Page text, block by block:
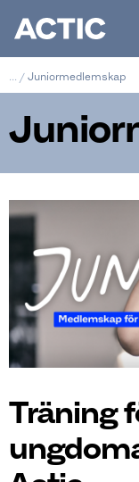
/ Juniormedlemskap
Träning